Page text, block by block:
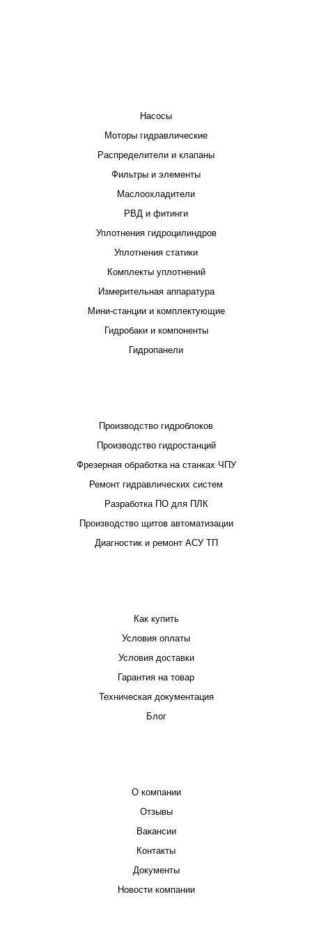
Насосы
Моторы гидравлические
Распределители и клапаны
Фильтры и элементы
Маслоохладители
РВД и фитинги
Уплотнения гидроцилиндров
Уплотнения статики
Комплекты уплотнений
Измерительная аппаратура
Мини-станции и комплектующие
Гидробаки и компоненты
Гидропанели
Производство гидроблоков
Производство гидростанций
Фрезерная обработка на станках ЧПУ
Ремонт гидравлических систем
Разработка ПО для ПЛК
Производство щитов автоматизации
Диагностик и ремонт АСУ ТП
Как купить
Условия оплаты
Условия доставки
Гарантия на товар
Техническая документация
Блог
О компании
Отзывы
Вакансии
Контакты
Документы
Новости компании